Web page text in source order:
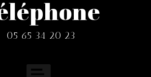
05 65 34 20 23